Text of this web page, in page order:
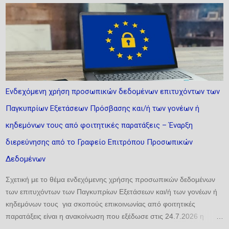
νομοθετήματα), του δικαίου προστασίας του καταναλωτή (Οδηγίες
2005/29 και 2006/114) και του δικαίου διανοητικής ιδιοκτησίας
(ΠΟΠ/ΠΓΕ, σήματα). Αναλύει τη σήμανση της καταγωγής τόσο ως
υποχρέωση όσο και ως δικαίωμα, επιδιώκοντας να αναδείξει την
αλληλεπίδραση των σχετικών ρυθμίσεων, να εντοπίσει τυχόν
αντινομίες και να προτείνει τη δέουσα διευθέτηση. Ιδιαίτερη έμφαση
2024/1143, ο οποίος αναδιαμορφώνει το πλαίσιο για τις ΠΟΠ/ΠΓΕ·
αφετέρου, στη σχετικοποίηση της έννοιας της καταγωγής λόγω της
κλιματικής αλλαγής και των γεωπολιτικών κρίσεων. ...
Ενδεχόμενη χρήση προσωπικών δεδομένων επιτυχόντων των
Παγκυπρίων Εξετάσεων Πρόσβασης και/ή των γονέων ή
κηδεμόνων τους από φοιτητικές παρατάξεις – Έναρξη
διερεύνησης από το Γραφείο Επιτρόπου Προσωπικών
Δεδομένων
Σχετική με το θέμα ενδεχόμενης χρήσης προσωπικών δεδομένων
των επιτυχόντων των Παγκυπρίων Εξετάσεων και/ή των γονέων ή
κηδεμόνων τους για σκοπούς επικοινωνίας από φοιτητικές
παρατάξεις είναι η ανακοίνωση που εξέδωσε στις 24.7.2026 η